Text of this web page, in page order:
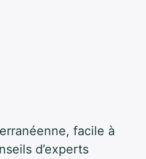
facile à
d’experts